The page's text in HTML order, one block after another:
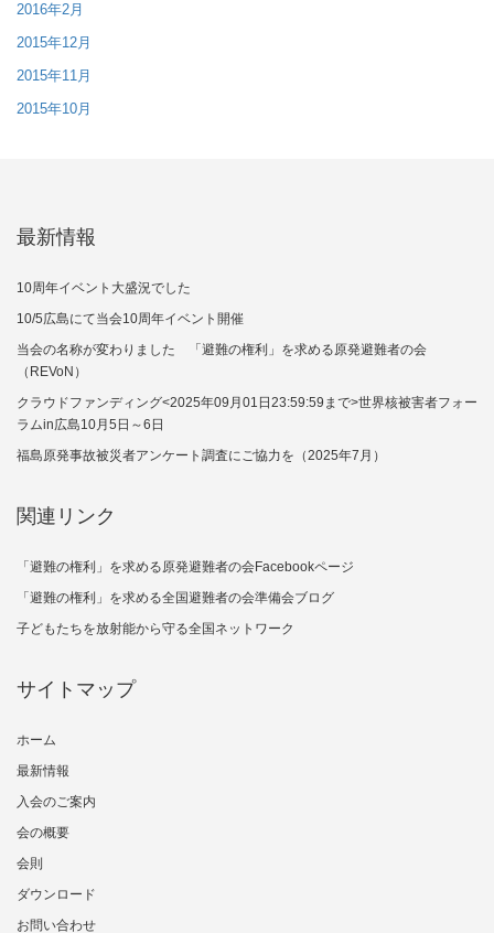
2016年2月
2015年12月
2015年11月
2015年10月
最新情報
10周年イベント大盛況でした
10/5広島にて当会10周年イベント開催
当会の名称が変わりました 「避難の権利」を求める原発避難者の会
（REVoN）
クラウドファンディング<2025年09月01日23:59:59まで>世界核被害者フォー
ラムin広島10月5日～6日
福島原発事故被災者アンケート調査にご協力を（2025年7月）
関連リンク
「避難の権利」を求める原発避難者の会Facebookページ
「避難の権利」を求める全国避難者の会準備会ブログ
子どもたちを放射能から守る全国ネットワーク
サイトマップ
ホーム
最新情報
入会のご案内
会の概要
会則
ダウンロード
お問い合わせ